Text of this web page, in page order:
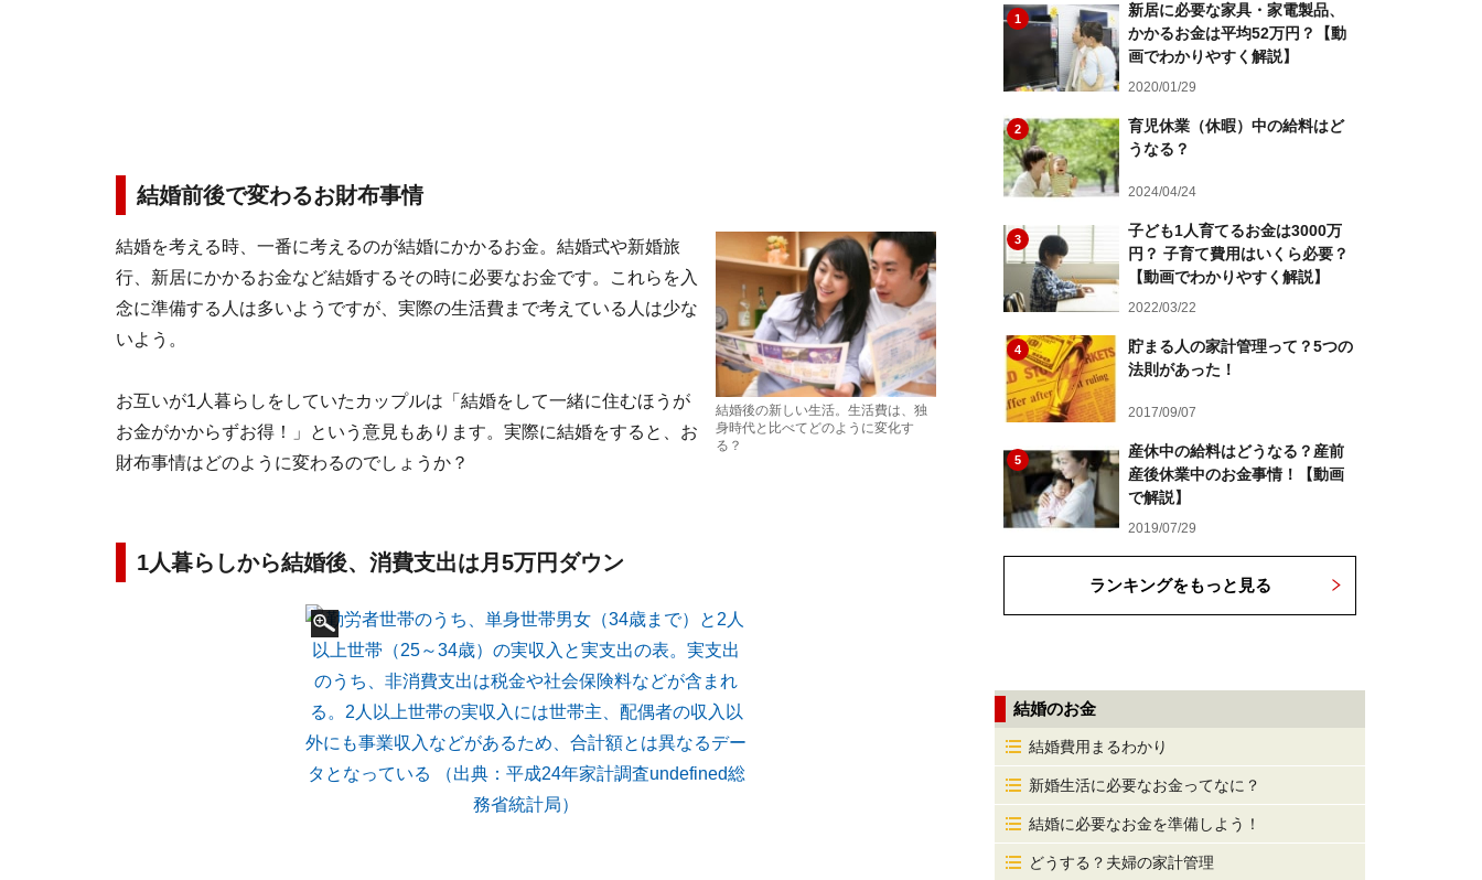
結婚前後で変わるお財布事情
結婚後の新しい生活。生活費は、独
身時代と比べてどのように変化す
る？
結婚を考える時、一番に考えるのが結婚にかかるお金。結婚式や新婚旅
行、新居にかかるお金など結婚するその時に必要なお金です。これらを入
念に準備する人は多いようですが、実際の生活費まで考えている人は少な
いよう。
お互いが1人暮らしをしていたカップルは「結婚をして一緒に住むほうが
お金がかからずお得！」という意見もあります。実際に結婚をすると、お
財布事情はどのように変わるのでしょうか？
1人暮らしから結婚後、消費支出は月5万円ダウン
1
新居に必要な家具・家電製品、
かかるお金は平均52万円？【動
画でわかりやすく解説】
2020/01/29
2
育児休業（休暇）中の給料はど
うなる？
2024/04/24
3
子ども1人育てるお金は3000万
円？ 子育て費用はいくら必要？
【動画でわかりやすく解説】
2022/03/22
4
貯まる人の家計管理って？5つの
法則があった！
2017/09/07
5
産休中の給料はどうなる？産前
産後休業中のお金事情！【動画
で解説】
2019/07/29
ランキングをもっと見る
結婚のお金
結婚費用まるわかり
新婚生活に必要なお金ってなに？
結婚に必要なお金を準備しよう！
どうする？夫婦の家計管理